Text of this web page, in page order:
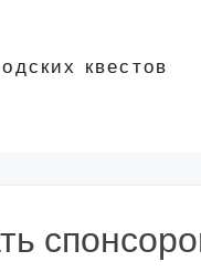
квестов